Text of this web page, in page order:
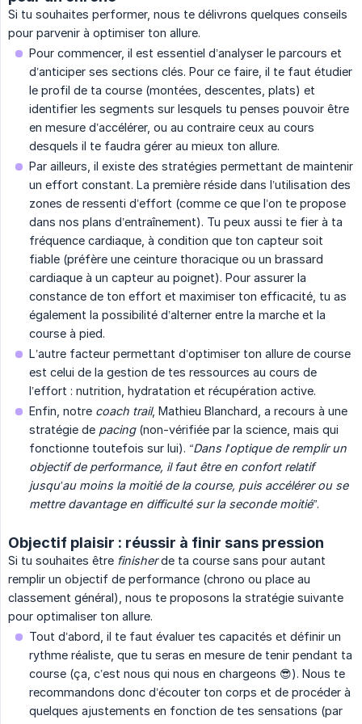
Si tu souhaites performer, nous te délivrons quelques conseils
pour parvenir à optimiser ton allure.
Pour commencer, il est essentiel d’analyser le parcours et
d’anticiper ses sections clés. Pour ce faire, il te faut étudier
le profil de ta course (montées, descentes, plats) et
identifier les segments sur lesquels tu penses pouvoir être
en mesure d’accélérer, ou au contraire ceux au cours
desquels il te faudra gérer au mieux ton allure.
Par ailleurs, il existe des stratégies permettant de maintenir
un effort constant. La première réside dans l’utilisation des
zones de ressenti d’effort (comme ce que l’on te propose
dans nos plans d’entraînement). Tu peux aussi te fier à ta
fréquence cardiaque, à condition que ton capteur soit
fiable (préfère une ceinture thoracique ou un brassard
cardiaque à un capteur au poignet). Pour assurer la
constance de ton effort et maximiser ton efficacité, tu as
également la possibilité d’alterner entre la marche et la
course à pied.
L’autre facteur permettant d’optimiser ton allure de course
est celui de la gestion de tes ressources au cours de
l’effort : nutrition, hydratation et récupération active.
Enfin, notre coach trail, Mathieu Blanchard, a recours à une
stratégie de pacing(non-vérifiée par la science, mais qui
fonctionne toutefois sur lui). “Dans l’optique de remplir un
objectif de performance, il faut être en confort relatif
jusqu’au moins la moitié de la course, puis accélérer ou se
mettre davantage en difficulté sur la seconde moitié”.
Objectif plaisir : réussir à finir sans pression
Si tu souhaites être finisherde ta course sans pour autant
remplir un objectif de performance (chrono ou place au
classement général), nous te proposons la stratégie suivante
pour optimaliser ton allure.
Tout d’abord, il te faut évaluer tes capacités et définir un
rythme réaliste, que tu seras en mesure de tenir pendant ta
course (ça, c’est nous qui nous en chargeons 😎). Nous te
recommandons donc d’écouter ton corps et de procéder à
quelques ajustements en fonction de tes sensations (par